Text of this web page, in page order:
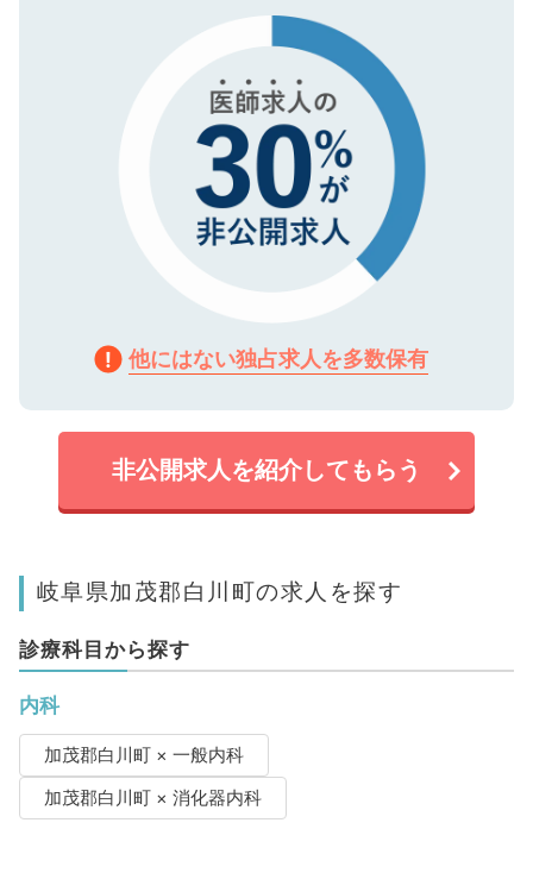
で、機密保持に関してもご安心ください。
他にはない独占求人を多数保有
非公開求人を紹介してもらう
岐阜県加茂郡白川町の求人を探す
診療科目から探す
内科
加茂郡白川町 × 一般内科
加茂郡白川町 × 消化器内科